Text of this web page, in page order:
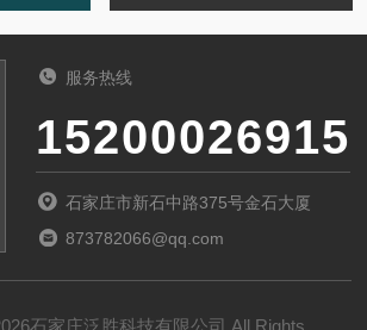
服务热线
15200026915
石家庄市新石中路375号金石大厦
873782066@qq.com
石家庄泛胜科技有限公司 All Rights